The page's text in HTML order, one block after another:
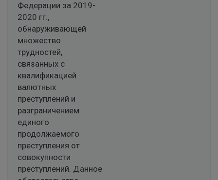
Федерации за 2019-
2020 гг.,
обнаруживающей
множество
трудностей,
связанных с
квалификацией
валютных
преступлений и
разграничением
единого
продолжаемого
преступления от
совокупности
преступлений. Данное